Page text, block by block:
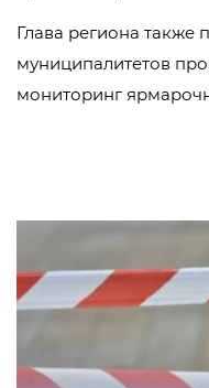
Глава региона также
муниципалитетов
мониторинг